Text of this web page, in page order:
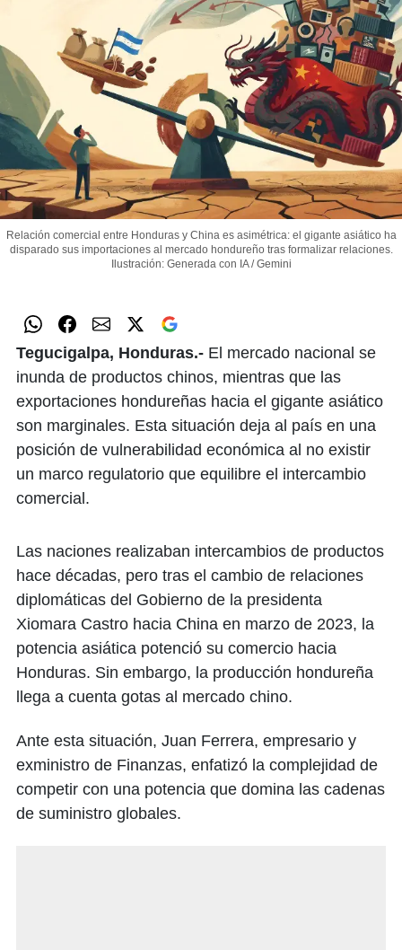
Relación comercial entre Honduras y China es asimétrica: el gigante asiático ha
disparado sus importaciones al mercado hondureño tras formalizar relaciones.
Ilustración: Generada con IA / Gemini
Tegucigalpa, Honduras.- El mercado nacional se
inunda de productos chinos, mientras que las
exportaciones hondureñas hacia el gigante asiático
son marginales. Esta situación deja al país en una
posición de vulnerabilidad económica al no existir
un marco regulatorio que equilibre el intercambio
comercial.
Las naciones realizaban intercambios de productos
hace décadas, pero tras el cambio de relaciones
diplomáticas del Gobierno de la presidenta
Xiomara Castro hacia China en marzo de 2023, la
potencia asiática potenció su comercio hacia
Honduras. Sin embargo, la producción hondureña
llega a cuenta gotas al mercado chino.
Ante esta situación, Juan Ferrera, empresario y
exministro de Finanzas, enfatizó la complejidad de
competir con una potencia que domina las cadenas
de suministro globales.